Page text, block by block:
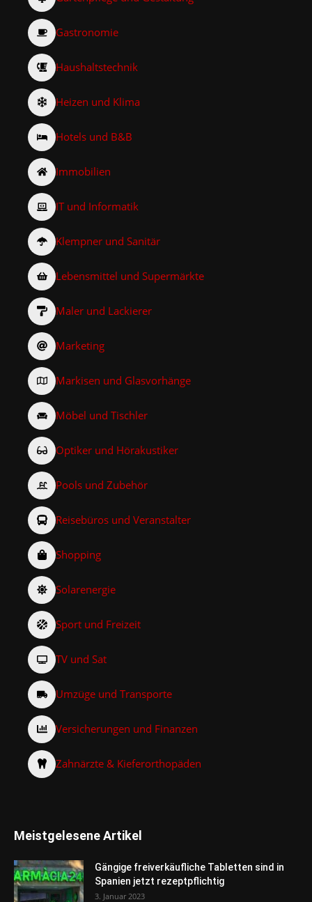
Gastronomie
Haushaltstechnik
Heizen und Klima
Hotels und B&B
Immobilien
IT und Informatik
Klempner und Sanitär
Lebensmittel und Supermärkte
Maler und Lackierer
Marketing
Markisen und Glasvorhänge
Möbel und Tischler
Optiker und Hörakustiker
Pools und Zubehör
Reisebüros und Veranstalter
Shopping
Solarenergie
Sport und Freizeit
TV und Sat
Umzüge und Transporte
Versicherungen und Finanzen
Zahnärzte & Kieferorthopäden
Meistgelesene Artikel
Gängige freiverkäufliche Tabletten sind in
Spanien jetzt rezeptpflichtig
3. Januar 2023